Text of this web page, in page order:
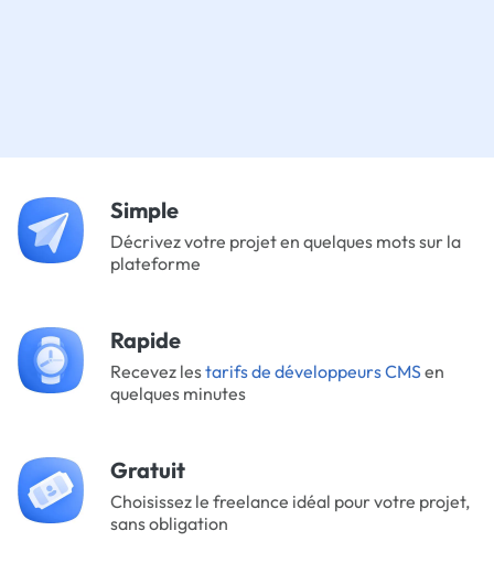
Simple
Décrivez votre projet en quelques mots sur la
plateforme
Rapide
Recevez lestarifs de développeurs CMS en
quelques minutes
Gratuit
Choisissez le freelance idéal pour votre projet,
sans obligation